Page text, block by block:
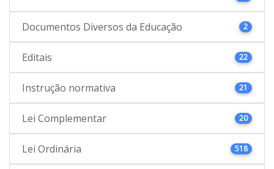
Documentos Diversos da Educação 2
Editais 22
Instrução normativa 21
Lei Complementar 20
Lei Ordinária 518